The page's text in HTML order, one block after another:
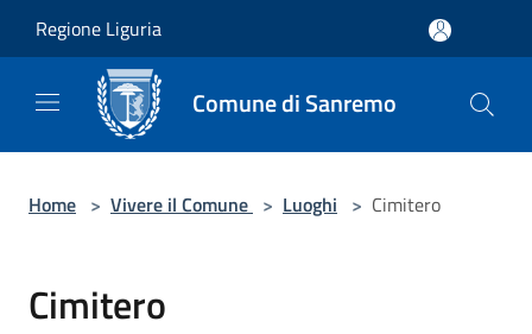
Regione Liguria
Comune di Sanremo
Home > Vivere il Comune > Luoghi > Cimitero
Cimitero